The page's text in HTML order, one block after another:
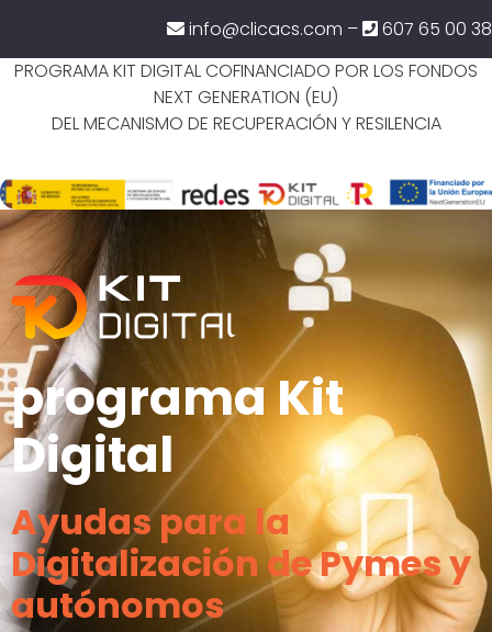
info@clicacs.com –
607 65 00 38
PROGRAMA KIT DIGITAL COFINANCIADO POR LOS FONDOS
NEXT GENERATION (EU)
DEL MECANISMO DE RECUPERACIÓN Y RESILENCIA
programa Kit
Digital
Ayudas para la
Digitalización de Pymes y
autónomos